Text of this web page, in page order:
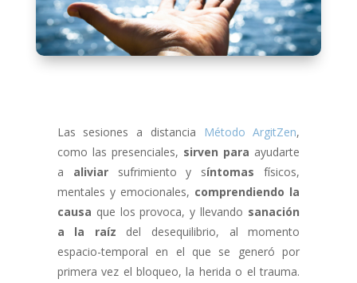
Las sesiones a distancia Método ArgitZen,
como las presenciales, sirven para ayudarte
a aliviarsufrimiento y síntomas físicos,
mentales y emocionales, comprendiendo la
causa que los provoca, y llevando sanación
a la raíz del desequilibrio, al momento
espacio-temporal en el que se generó por
primera vez el bloqueo, la herida o el trauma.